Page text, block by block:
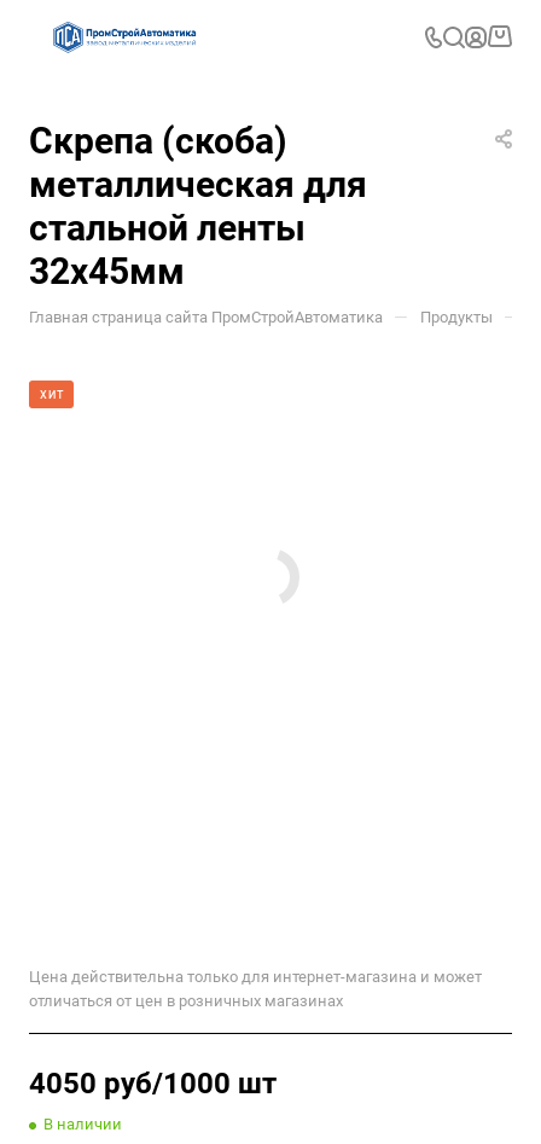
Скрепа (скоба)
металлическая для
стальной ленты
32x45мм
Главная страница сайта ПромСтройАвтоматика — Продукты —
ХИТ
Цена действительна только для интернет-магазина и может
отличаться от цен в розничных магазинах
4050 руб/1000 шт
В наличии